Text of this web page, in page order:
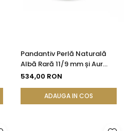
Pandantiv Perlă Naturală
Albă Rară 11/9 mm și Aur
Galben 14K (aur 585) |
534,00 RON
ADAUGA IN COS